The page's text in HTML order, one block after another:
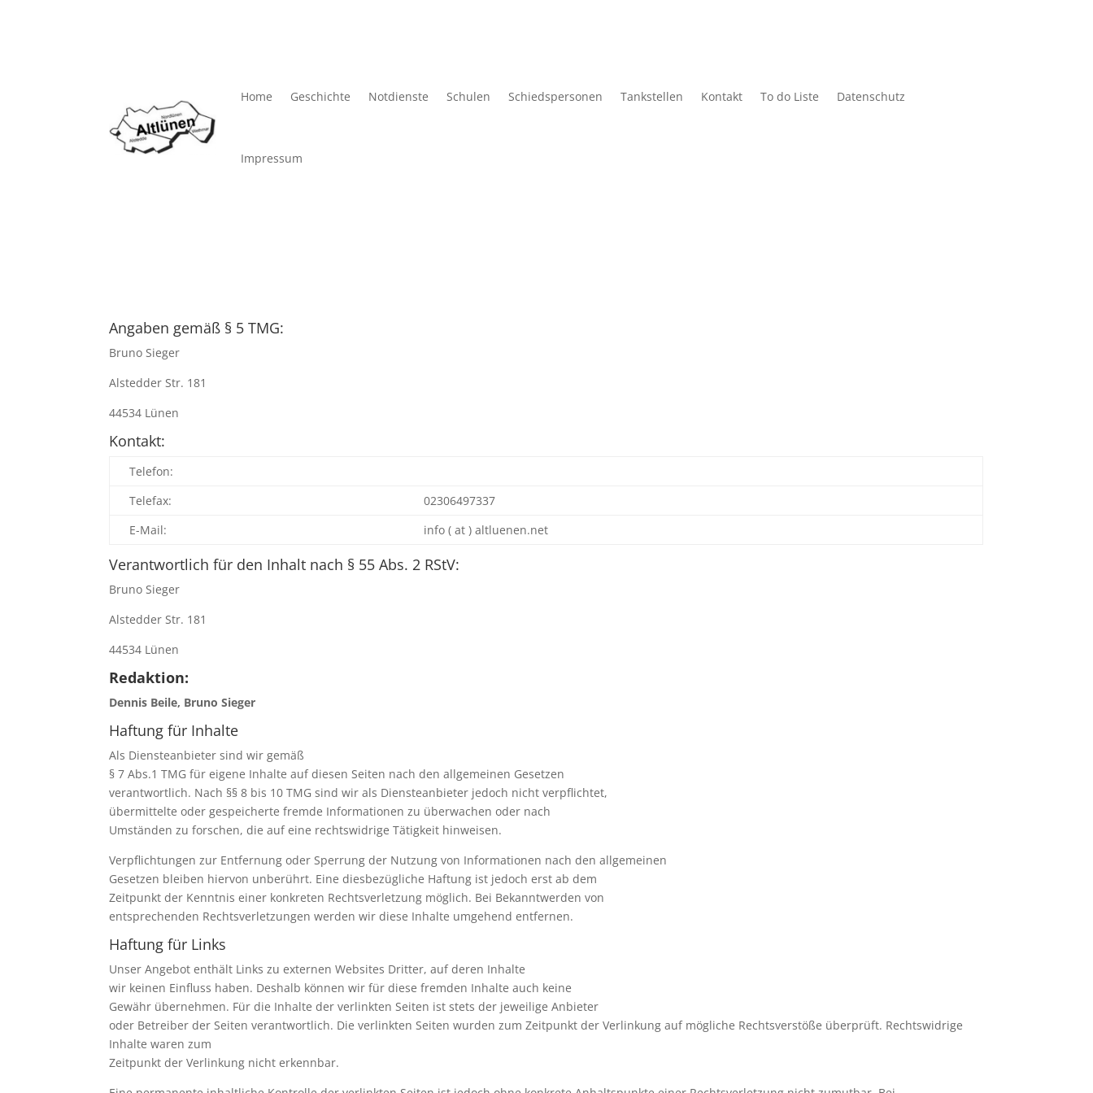
Home Geschichte Notdienste Schulen Schiedspersonen Tankstellen Kontakt To do Liste Datenschutz
Impressum
Angaben gemäß § 5 TMG:
Bruno Sieger
Alstedder Str. 181
44534 Lünen
Kontakt:
Telefon:
Telefax:
02306497337
E-Mail:
info ( at ) altluenen.net
Verantwortlich für den Inhalt nach § 55 Abs. 2 RStV:
Bruno Sieger
Alstedder Str. 181
44534 Lünen
Redaktion:
Dennis Beile, Bruno Sieger
Haftung für Inhalte
Als Diensteanbieter sind wir gemäß
§ 7 Abs.1 TMG für eigene Inhalte auf diesen Seiten nach den allgemeinen Gesetzen
verantwortlich. Nach §§ 8 bis 10 TMG sind wir als Diensteanbieter jedoch nicht verpflichtet,
übermittelte oder gespeicherte fremde Informationen zu überwachen oder nach
Umständen zu forschen, die auf eine rechtswidrige Tätigkeit hinweisen.
Verpflichtungen zur Entfernung oder Sperrung der Nutzung von Informationen nach den allgemeinen
Gesetzen bleiben hiervon unberührt. Eine diesbezügliche Haftung ist jedoch erst ab dem
Zeitpunkt der Kenntnis einer konkreten Rechtsverletzung möglich. Bei Bekanntwerden von
entsprechenden Rechtsverletzungen werden wir diese Inhalte umgehend entfernen.
Haftung für Links
Unser Angebot enthält Links zu externen Websites Dritter, auf deren Inhalte
wir keinen Einfluss haben. Deshalb können wir für diese fremden Inhalte auch keine
Gewähr übernehmen. Für die Inhalte der verlinkten Seiten ist stets der jeweilige Anbieter
oder Betreiber der Seiten verantwortlich. Die verlinkten Seiten wurden zum Zeitpunkt der Verlinkung auf mögliche Rechtsverstöße überprüft. Rechtswidrige
Inhalte waren zum
Zeitpunkt der Verlinkung nicht erkennbar.